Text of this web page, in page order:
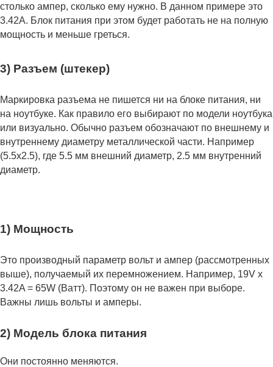
столько ампер, сколько ему нужно. В данном примере это
3.42А. Блок питания при этом будет работать не на полную
мощность и меньше греться.
3) Разъем (штекер)
Маркировка разъема не пишется ни на блоке питания, ни
на ноутбуке. Как правило его выбирают по модели ноутбука
или визуально. Обычно разъем обозначают по внешнему и
внутреннему диаметру металлической части. Например
(5.5x2.5), где 5.5 мм внешний диаметр, 2.5 мм внутренний
диаметр.
1) Мощность
Это производный параметр вольт и ампер (рассмотренных
выше), получаемый их перемножением. Например, 19V x
3.42A = 65W (Ватт). Поэтому он не важен при выборе.
Важны лишь вольты и амперы.
2) Модель блока питания
Они постоянно меняются.